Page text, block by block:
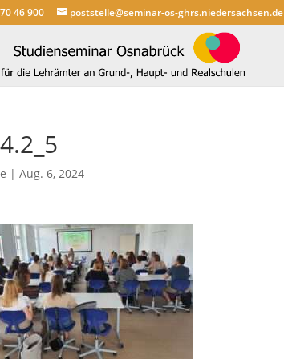
46 900 poststelle@seminar-os-ghrs.niedersachsen.de
|Aug. 6, 2024